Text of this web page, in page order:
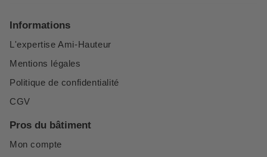
Informations
L'expertise Ami-Hauteur
Mentions légales
Politique de confidentialité
CGV
Pros du bâtiment
Mon compte